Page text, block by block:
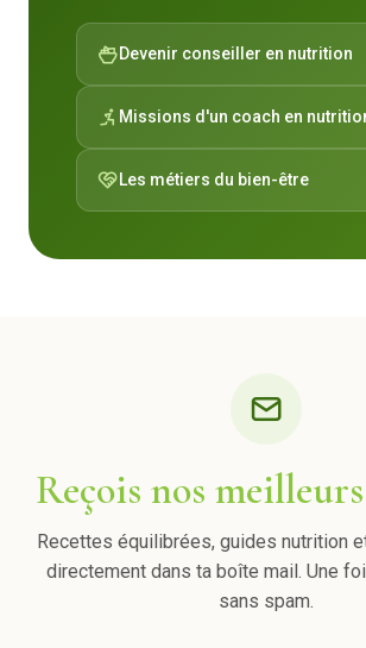
Devenir conseiller en nutrition
Missions d'un coach en
Les métiers du bien-être
Reçois nos
Recettes équilibrées, guides nutrition
directement dans ta boîte mail. Une
sans spam.